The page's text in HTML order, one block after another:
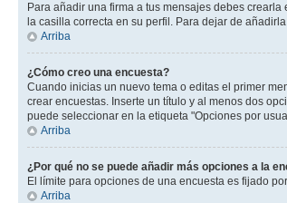
Para añadir una firma a tus mensajes debes
la casilla correcta en su perfil. Para dejar de
Arriba
¿Cómo creo una encuesta?
Cuando inicias un nuevo tema o editas el primer
crear encuestas. Inserte un título y al menos dos
puede seleccionar en la etiqueta "Opciones por
Arriba
¿Por qué no se puede añadir más opciones a la
El límite para opciones de una encuesta es fijado
Arriba